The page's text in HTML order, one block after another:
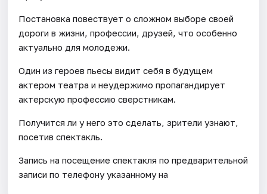
Постановка повествует о сложном выборе своей
дороги в жизни, профессии, друзей, что особенно
актуально для молодежи.
Один из героев пьесы видит себя в будущем
актером театра и неудержимо пропагандирует
актерскую профессию сверстникам.
Получится ли у него это сделать, зрители узнают,
посетив спектакль.
Запись на посещение спектакля по предварительной
записи по телефону указанному на